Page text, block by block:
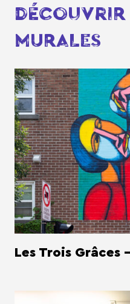
MURALES
Les Trois Grâces